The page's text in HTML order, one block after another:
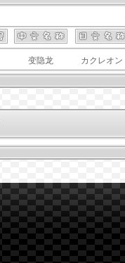
变隐龙 カクレオン